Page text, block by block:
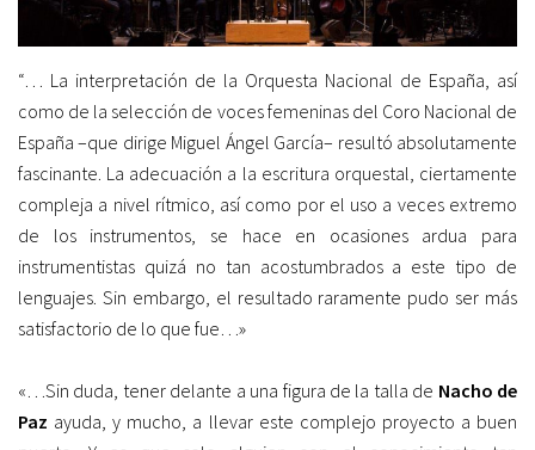
“… La interpretación de la Orquesta Nacional de España, así
como de la selección de voces femeninas del Coro Nacional de
España –que dirige Miguel Ángel García– resultó absolutamente
fascinante. La adecuación a la escritura orquestal, ciertamente
compleja a nivel rítmico, así como por el uso a veces extremo
de los instrumentos, se hace en ocasiones ardua para
instrumentistas quizá no tan acostumbrados a este tipo de
lenguajes. Sin embargo, el resultado raramente pudo ser más
satisfactorio de lo que fue…»
«…Sin duda, tener delante a una figura de la talla de Nacho de
Paz ayuda, y mucho, a llevar este complejo proyecto a buen